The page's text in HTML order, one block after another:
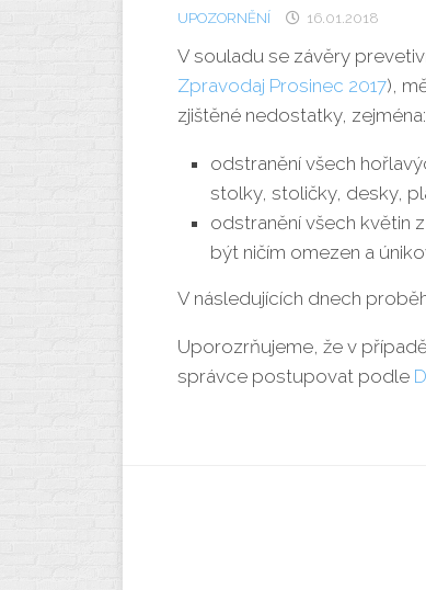
UPOZORNĚNÍ 16.01.2018
V souladu se závěry
Zpravodaj Prosinec 2017),
zjištěné nedostatky, zejména:
odstranění všech
stolky, stoličky, desky,
odstranění všech květin
být ničím omezen a
V následujících dnech
Uporozrňujeme, že v
správce postupovat podle